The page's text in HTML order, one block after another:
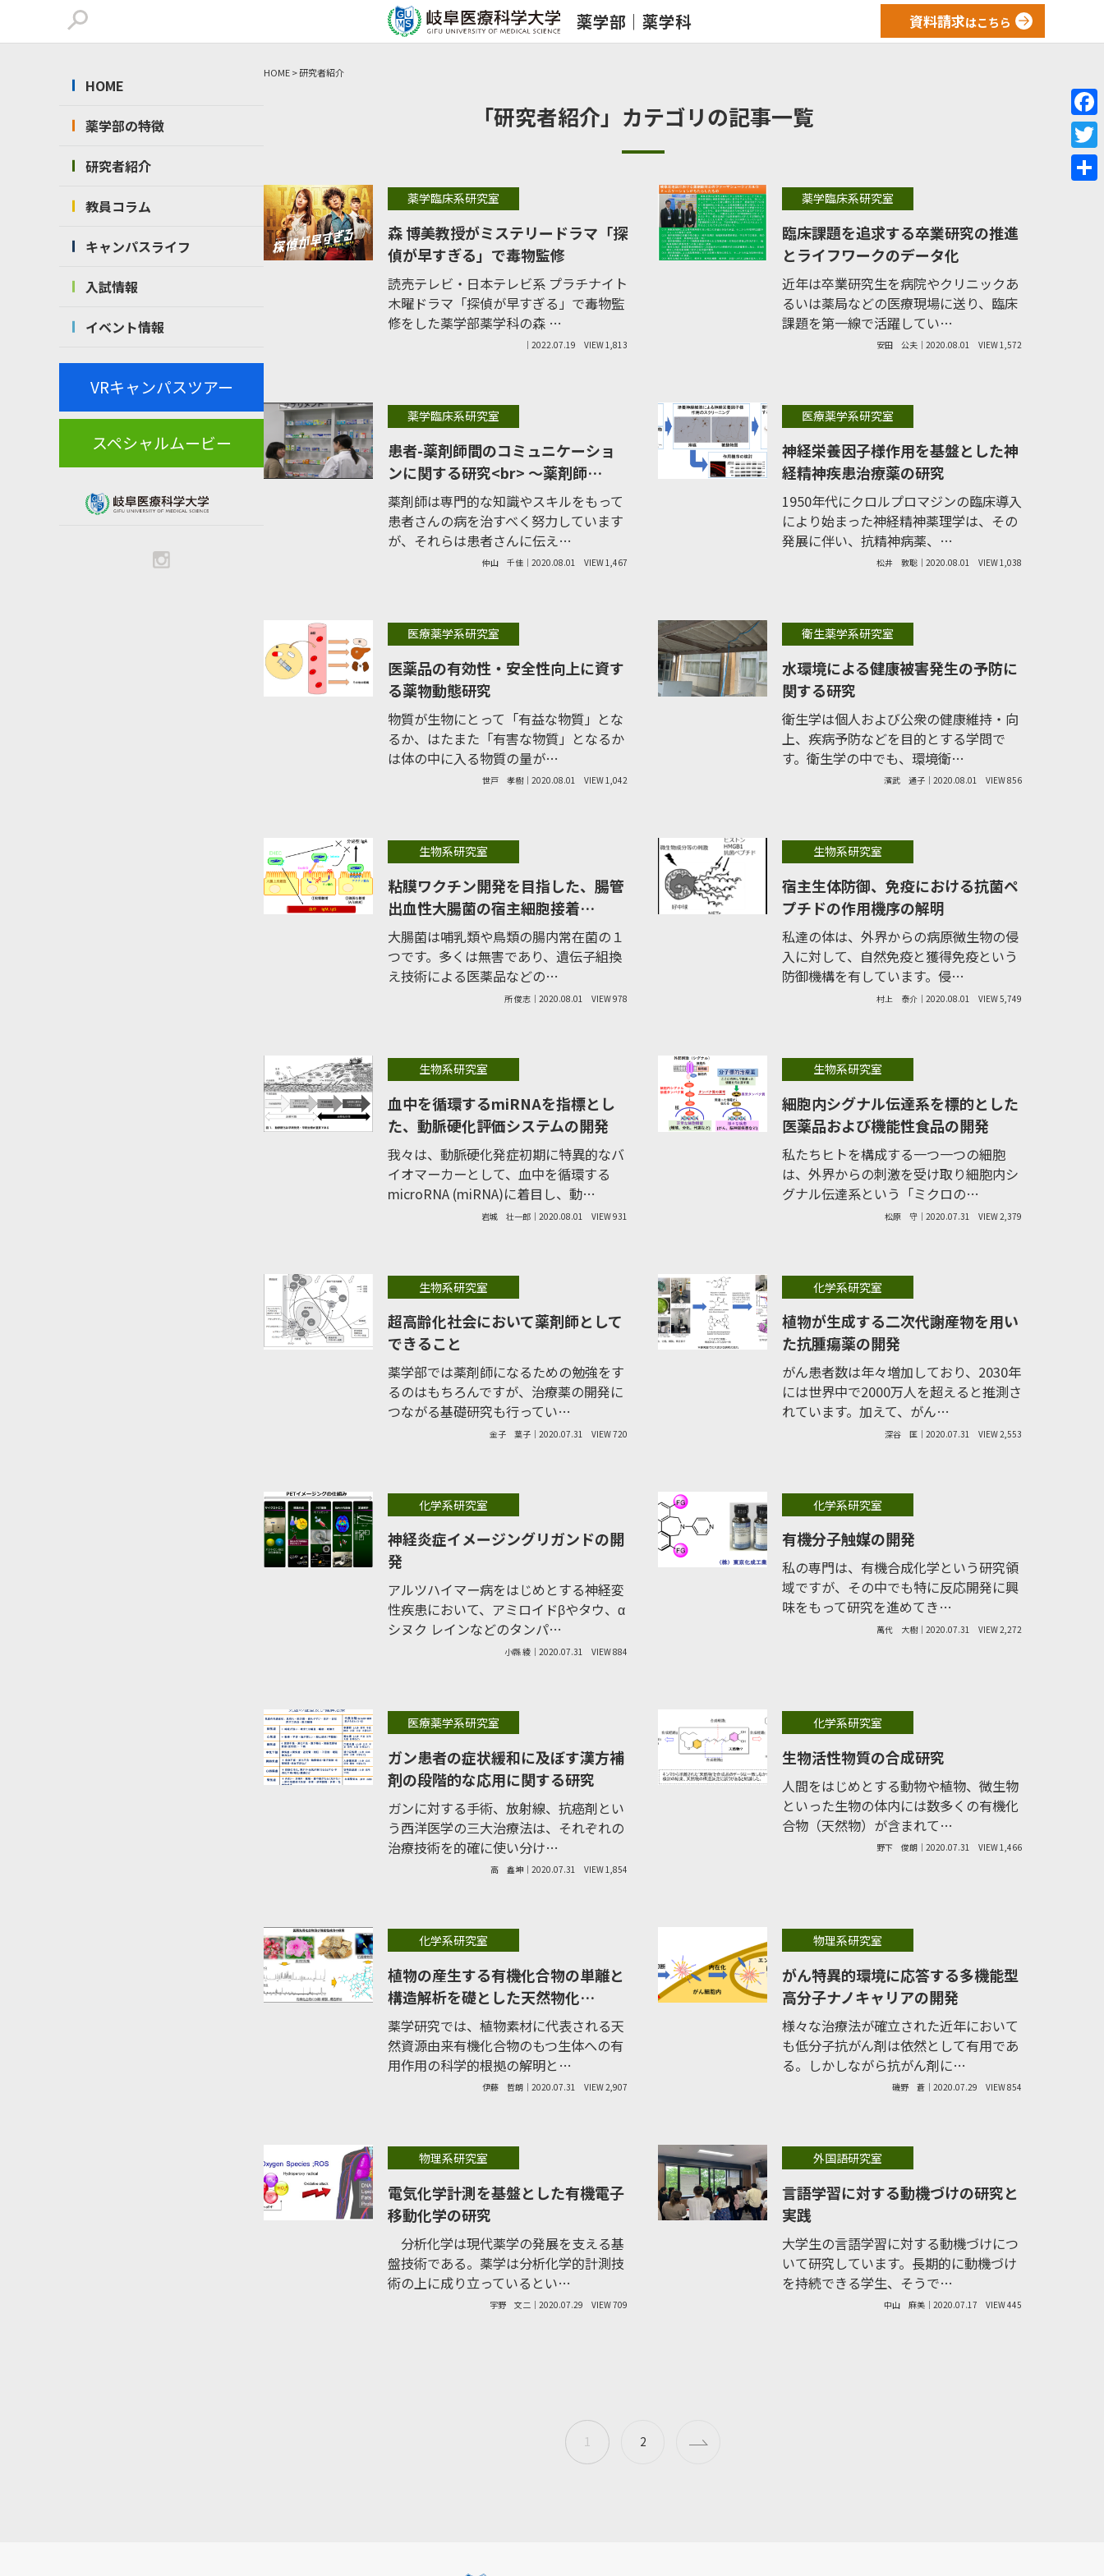
薬学部｜薬学科 資料請求はこちら
HOME>研究者紹介
「研究者紹介」カテゴリの記事一覧
薬学臨床系研究室
森 博美教授がミステリードラマ「探
偵が早すぎる」で毒物監修
読売テレビ・日本テレビ系 プラチナイト
木曜ドラマ「探偵が早すぎる」で毒物監
修をした薬学部薬学科の森 …
｜2022.07.19 VIEW 1,813
薬学臨床系研究室
臨床課題を追求する卒業研究の推進
とライフワークのデータ化
近年は卒業研究生を病院やクリニックあ
るいは薬局などの医療現場に送り、臨床
課題を第一線で活躍してい…
安田 公夫｜2020.08.01 VIEW 1,572
薬学臨床系研究室
患者-薬剤師間のコミュニケーショ
ンに関する研究<br> ～薬剤師…
薬剤師は専門的な知識やスキルをもって
患者さんの病を治すべく努力しています
が、それらは患者さんに伝え…
仲山 千佳｜2020.08.01 VIEW 1,467
医療薬学系研究室
神経栄養因子様作用を基盤とした神
経精神疾患治療薬の研究
1950年代にクロルプロマジンの臨床導入
により始まった神経精神薬理学は、その
発展に伴い、抗精神病薬、…
松井 敦聡｜2020.08.01 VIEW 1,038
医療薬学系研究室
医薬品の有効性・安全性向上に資す
る薬物動態研究
物質が生物にとって「有益な物質」とな
るか、はたまた「有害な物質」となるか
は体の中に入る物質の量が…
世戸 孝樹｜2020.08.01 VIEW 1,042
衛生薬学系研究室
水環境による健康被害発生の予防に
関する研究
衛生学は個人および公衆の健康維持・向
上、疾病予防などを目的とする学問で
す。衛生学の中でも、環境衛…
濱武 通子｜2020.08.01 VIEW 856
生物系研究室
粘膜ワクチン開発を目指した、腸管
出血性大腸菌の宿主細胞接着…
大腸菌は哺乳類や鳥類の腸内常在菌の１
つです。多くは無害であり、遺伝子組換
え技術による医薬品などの…
所 俊志｜2020.08.01 VIEW 978
生物系研究室
宿主生体防御、免疫における抗菌ペ
プチドの作用機序の解明
私達の体は、外界からの病原微生物の侵
入に対して、自然免疫と獲得免疫という
防御機構を有しています。侵…
村上 泰介｜2020.08.01 VIEW 5,749
生物系研究室
血中を循環するmiRNAを指標とし
た、動脈硬化評価システムの開発
我々は、動脈硬化発症初期に特異的なバ
イオマーカーとして、血中を循環する
microRNA (miRNA)に着目し、動…
岩城 壮一郎｜2020.08.01 VIEW 931
生物系研究室
細胞内シグナル伝達系を標的とした
医薬品および機能性食品の開発
私たちヒトを構成する一つ一つの細胞
は、外界からの刺激を受け取り細胞内シ
グナル伝達系という「ミクロの…
松原 守｜2020.07.31 VIEW 2,379
生物系研究室
超高齢化社会において薬剤師として
できること
薬学部では薬剤師になるための勉強をす
るのはもちろんですが、治療薬の開発に
つながる基礎研究も行ってい…
金子 葉子｜2020.07.31 VIEW 720
化学系研究室
植物が生成する二次代謝産物を用い
た抗腫瘍薬の開発
がん患者数は年々増加しており、2030年
には世界中で2000万人を超えると推測さ
れています。加えて、がん…
深谷 匡｜2020.07.31 VIEW 2,553
化学系研究室
神経炎症イメージングリガンドの開
発
アルツハイマー病をはじめとする神経変
性疾患において、アミロイドβやタウ、α
シヌク レインなどのタンパ…
小縣 綾｜2020.07.31 VIEW 884
化学系研究室
有機分子触媒の開発
私の専門は、有機合成化学という研究領
域ですが、その中でも特に反応開発に興
味をもって研究を進めてき…
萬代 大樹｜2020.07.31 VIEW 2,272
医療薬学系研究室
ガン患者の症状緩和に及ぼす漢方補
剤の段階的な応用に関する研究
ガンに対する手術、放射線、抗癌剤とい
う西洋医学の三大治療法は、それぞれの
治療技術を的確に使い分け…
高 鑫坤｜2020.07.31 VIEW 1,854
化学系研究室
生物活性物質の合成研究
人間をはじめとする動物や植物、微生物
といった生物の体内には数多くの有機化
合物（天然物）が含まれて…
野下 俊朗｜2020.07.31 VIEW 1,466
化学系研究室
植物の産生する有機化合物の単離と
構造解析を礎とした天然物化…
薬学研究では、植物素材に代表される天
然資源由来有機化合物のもつ生体への有
用作用の科学的根拠の解明と…
伊藤 哲朗｜2020.07.31 VIEW 2,907
物理系研究室
がん特異的環境に応答する多機能型
高分子ナノキャリアの開発
様々な治療法が確立された近年において
も低分子抗がん剤は依然として有用であ
る。しかしながら抗がん剤に…
磯野 蒼｜2020.07.29 VIEW 854
物理系研究室
電気化学計測を基盤とした有機電子
移動化学の研究
分析化学は現代薬学の発展を支える基
盤技術である。薬学は分析化学的計測技
術の上に成り立っているとい…
宇野 文二｜2020.07.29 VIEW 709
外国語研究室
言語学習に対する動機づけの研究と
実践
大学生の言語学習に対する動機づけにつ
いて研究しています。長期的に動機づけ
を持続できる学生、そうで…
中山 麻美｜2020.07.17 VIEW 445
1 2
HOME
薬学部の特徴
研究者紹介
教員コラム
キャンパスライフ
入試情報
イベント情報
VRキャンパスツアー
スペシャルムービー
F
a
c
T
w